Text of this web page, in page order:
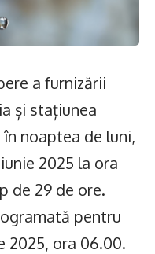
a furnizării
și stațiunea
noaptea de luni,
2025 la ora
de 29 de ore.
pentru
2025, ora 06.00.